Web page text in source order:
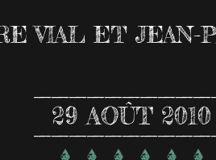
VIAL ET JEAN-
29 AOÛT 2010